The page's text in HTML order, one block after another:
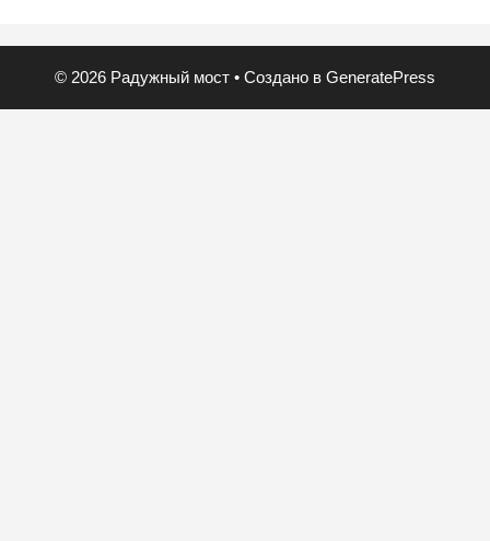
© 2026 Радужный мост • Создано в GeneratePress